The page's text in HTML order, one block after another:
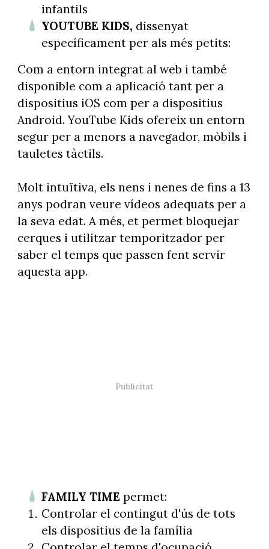
infantils
YOUTUBE KIDS, dissenyat
específicament per als més petits:
Com a entorn integrat al web i també
disponible com a aplicació tant per a
dispositius iOS com per a dispositius
Android. YouTube Kids ofereix un entorn
segur per a menors a navegador, mòbils i
tauletes tàctils.
Molt intuïtiva, els nens i nenes de fins a 13
anys podran veure vídeos adequats per a
la seva edat. A més, et permet bloquejar
cerques i utilitzar temporitzador per
saber el temps que passen fent servir
aquesta app.
FAMILY TIME permet:
Controlar el contingut d'ús de tots
els dispositius de la família